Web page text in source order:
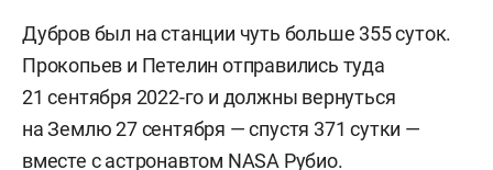
Дубров был на станции чуть больше 355 суток.
Прокопьев и Петелин отправились туда
21 сентября 2022-го и должны вернуться
на Землю 27 сентября — спустя 371 сутки —
вместе с астронавтом NASA Рубио.